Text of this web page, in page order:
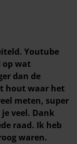
Youtube
op wat
dan de
hout waar het
meten, super
veel. Dank
raad. Ik heb
waren.